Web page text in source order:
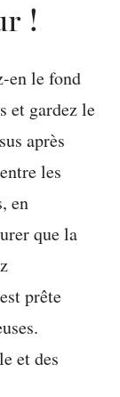
!
en le fond
et gardez le
après
les
en
que la
prête
et des